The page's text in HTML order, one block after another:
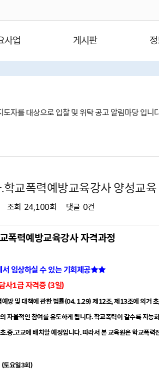
사업 게시판
도자를 대상으로 입찰 및 위탁 공고 알림마당 입니
교폭력예방교육강사 양성교육
조회 24,100회 댓글 0건
폭력예방교육강사 자격과정
임상하실 수 있는 기회제공★★
사1급 자격증 (3일)
방 및 대책에 관한 법률(04. 1.29) 제12조, 제13조에 의거
자율적인 참여를 유도하게 됩니다. 학교폭력이 갈수록 지
.고교에 배치할 예정입니다. 따라서 본 교육원은 학교폭
(토요일3회)